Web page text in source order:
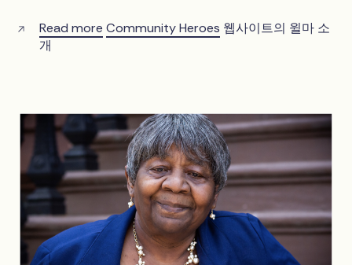
Read more Community Heroes 웹사이트의 윌마 소
개